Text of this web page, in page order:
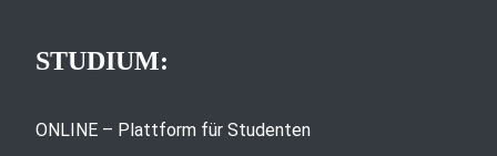
STUDIUM:
ONLINE – Plattform für Studenten